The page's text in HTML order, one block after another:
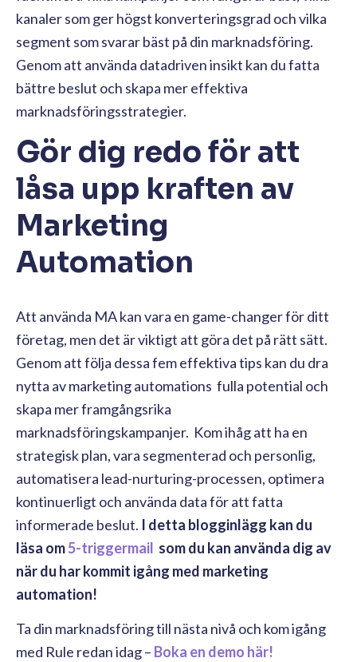
kanaler som ger högst konverteringsgrad och vilka
segment som svarar bäst på din marknadsföring.
Genom att använda datadriven insikt kan du fatta
bättre beslut och skapa mer effektiva
marknadsföringsstrategier.
Gör dig redo för att
låsa upp kraften av
Marketing
Automation
Att använda MA kan vara en game-changer för ditt
företag, men det är viktigt att göra det på rätt sätt.
Genom att följa dessa fem effektiva tips kan du dra
nytta av marketing automations fulla potential och
skapa mer framgångsrika
marknadsföringskampanjer. Kom ihåg att ha en
strategisk plan, vara segmenterad och personlig,
automatisera lead-nurturing-processen, optimera
kontinuerligt och använda data för att fatta
informerade beslut. I detta blogginlägg kan du
läsa om5-triggermail som du kan använda dig av
när du har kommit igång med marketing
automation!
Ta din marknadsföring till nästa nivå och kom igång
med Rule redan idag – Boka en demo här!